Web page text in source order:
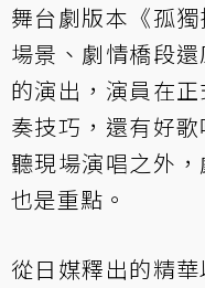
舞台劇版本《孤
場景、劇情橋段
的演出，演員在
奏技巧，還有好
聽現場演唱之外
也是重點。
從日媒釋出的精